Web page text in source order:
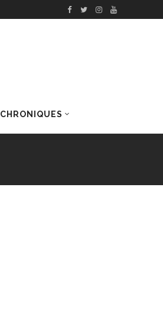
CHRONIQUES
DERNIERS ARTICLES